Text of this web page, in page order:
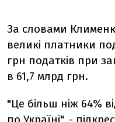
За словами
великі платники
грн податків при
в 61,7 млрд грн.
"Це більш ніж 64%